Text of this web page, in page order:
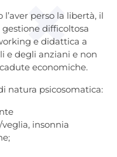
l’aver perso la libertà, il
difficoltosa
e didattica a
e degli anziani e non
economiche.
natura psicosomatica:
insonnia